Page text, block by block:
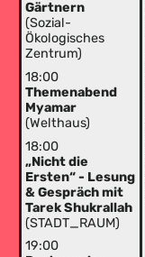
Gärtnern
(Sozial-
Ökologisches
Zentrum)
18:00
Themenabend
Myamar
(Welthaus)
18:00
„Nicht die
Ersten“ - Lesung
& Gespräch mit
Tarek Shukrallah
(STADT_RAUM)
19:00